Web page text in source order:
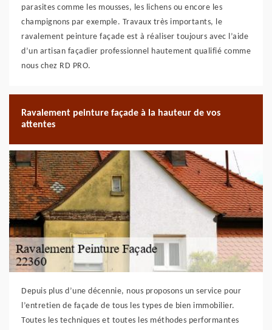
parasites comme les mousses, les lichens ou encore les
champignons par exemple. Travaux très importants, le
ravalement peinture façade est à réaliser toujours avec l’aide
d’un artisan façadier professionnel hautement qualifié comme
nous chez RD PRO.
Ravalement peinture façade à la hauteur de vos
attentes
Depuis plus d’une décennie, nous proposons un service pour
l’entretien de façade de tous les types de bien immobilier.
Toutes les techniques et toutes les méthodes performantes